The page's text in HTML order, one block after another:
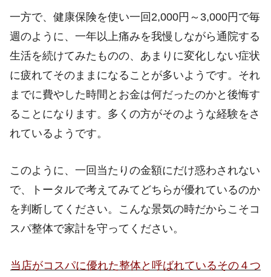
一方で、健康保険を使い一回2,000円～3,000円で毎
週のように、一年以上痛みを我慢しながら通院する
生活を続けてみたものの、あまりに変化しない症状
に疲れてそのままになることが多いようです。それ
までに費やした時間とお金は何だったのかと後悔す
ることになります。多くの方がそのような経験をさ
れているようです。
このように、一回当たりの金額にだけ惑わされない
で、トータルで考えてみてどちらが優れているのか
を判断してください。こんな景気の時だからこそコ
スパ整体で家計を守ってください。
当店がコスパに優れた整体と呼ばれているその４つ